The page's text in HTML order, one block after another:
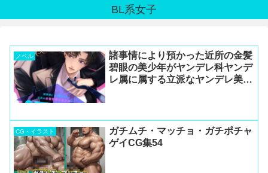
BL系女子
ノベル
諸事情により預かった近所の金髪
碧眼の美少年がヤンデレ科ヤンデ
レ属に属する立派なヤンデレ美青
CG・イラスト
ガチムチ・マッチョ・ガチポチャ
ゲイCG集54